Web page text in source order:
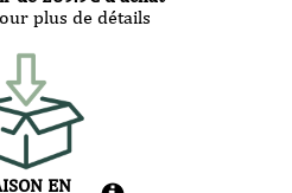
plus de détails
EN